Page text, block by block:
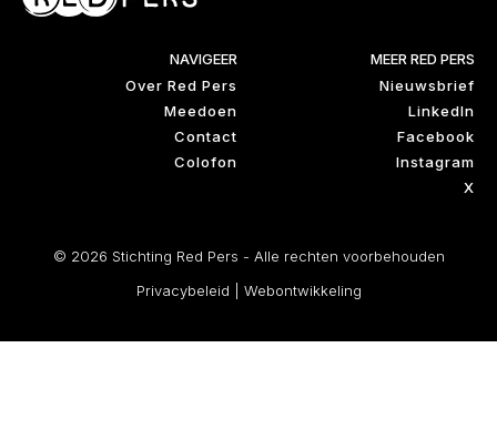
NAVIGEER
Over Red Pers
Meedoen
Contact
Colofon
MEER RED PERS
Nieuwsbrief
LinkedIn
Facebook
Instagram
X
© 2026 Stichting Red Pers - Alle rechten voorbehouden
Privacybeleid
Webontwikkeling